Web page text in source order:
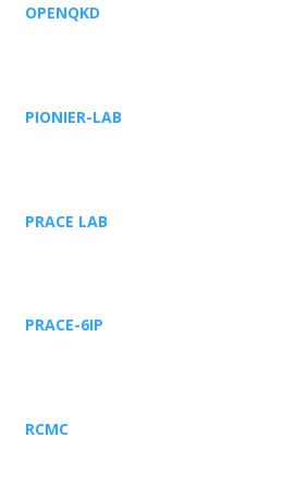
OPENQKD
PIONIER-LAB
PRACE LAB
PRACE-6IP
RCMC